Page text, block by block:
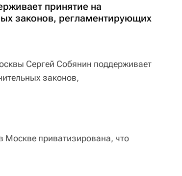
принятие на
законов, регламентирующих
Сергей Собянин поддерживает
законов,
Москве приватизирована, что